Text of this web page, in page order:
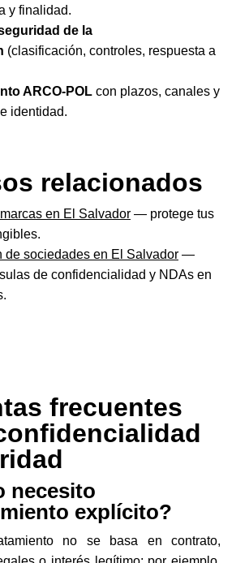
y finalidad.
de la
(clasificación, controles, respuesta a
ARCO-POL con plazos, canales y
identidad.
relacionados
en El Salvador — protege tus
de sociedades en El Salvador —
de confidencialidad y NDAs en
frecuentes
necesito
explícito?
no se basa en contrato,